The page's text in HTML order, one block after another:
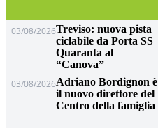
03/08/2026Treviso: nuova pista
ciclabile da Porta SS
Quaranta al
“Canova”
03/08/2026Adriano Bordignon è
il nuovo direttore del
Centro della famiglia